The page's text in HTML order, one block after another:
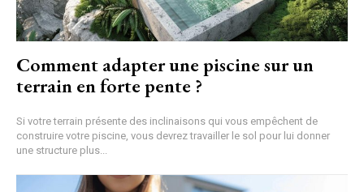
Comment adapter une piscine sur un
terrain en forte pente ?
Si votre terrain présente des inclinaisons qui vous empêchent de
construire votre piscine, vous devrez travailler le sol pour lui donner
une structure plus...